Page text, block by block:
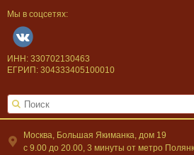
Москва, Большая Якиманка, дом 19
c 9.00 до 20.00, 3 минуты от метро
Мы в соцсетях:
ИНН: 330702130463
ЕГРИП: 304333405100010